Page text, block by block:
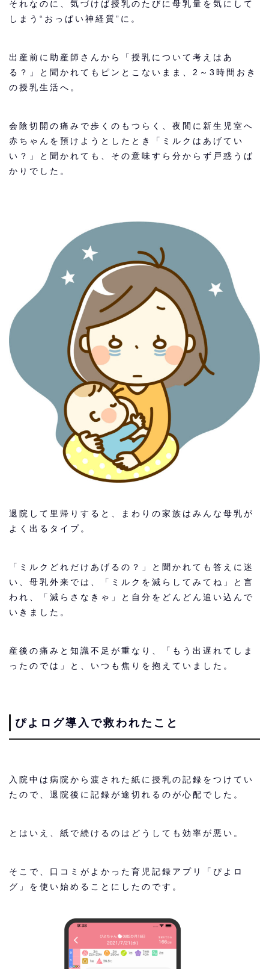
それなのに、気づけば授乳のたびに母乳量を気にして
しまう“おっぱい神経質”に。
出産前に助産師さんから「授乳について考えはあ
る？」と聞かれてもピンとこないまま、2～3時間おき
の授乳生活へ。
会陰切開の痛みで歩くのもつらく、夜間に新生児室へ
赤ちゃんを預けようとしたとき「ミルクはあげてい
い？」と聞かれても、その意味すら分からず戸惑うば
かりでした。
退院して里帰りすると、まわりの家族はみんな母乳が
よく出るタイプ。
「ミルクどれだけあげるの？」と聞かれても答えに迷
い、母乳外来では、「ミルクを減らしてみてね」と言
われ、「減らさなきゃ」と自分をどんどん追い込んで
いきました。
産後の痛みと知識不足が重なり、「もう出遅れてしま
ったのでは」と、いつも焦りを抱えていました。
ぴよログ導入で救われたこと
入院中は病院から渡された紙に授乳の記録をつけてい
たので、退院後に記録が途切れるのが心配でした。
とはいえ、紙で続けるのはどうしても効率が悪い。
そこで、口コミがよかった育児記録アプリ「ぴよロ
グ」を使い始めることにしたのです。